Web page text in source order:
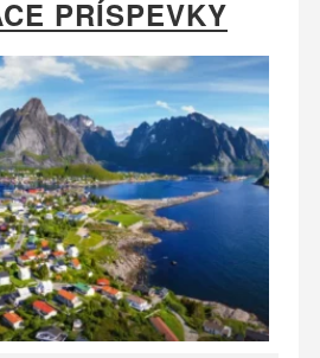
PRÍSPEVKY